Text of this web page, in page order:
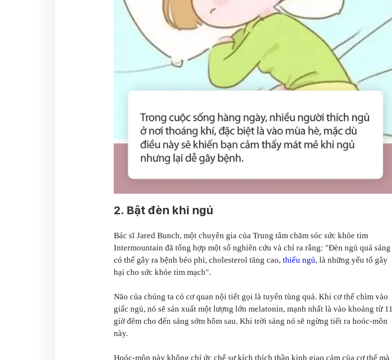
2. Bật đèn khi ngủ
Bác sĩ Jared Bunch, một chuyên gia của Trung tâm chăm sóc sức khỏe tim
Intermountain đã tổng hợp một số nghiên cứu và chỉ ra rằng: "Đèn ngủ quá sáng
có thể gây ra bệnh béo phì, cholesterol tăng cao, thiếu ngủ, là những yếu tố gây
hại cho sức khỏe tim mạch".
Não của chúng ta có cơ quan nội tiết gọi là tuyến tùng quả. Khi cơ thể chìm vào
giấc ngủ, nó sẽ sản xuất một lượng lớn melatonin, mạnh nhất là vào khoảng từ 11
giờ đêm cho đến sáng sớm hôm sau. Khi trời sáng nó sẽ ngừng tiết ra hoóc-môn
này.
Hoóc-môn này không chỉ ức chế sự kích thích thần kinh giao cảm của cơ thể mà